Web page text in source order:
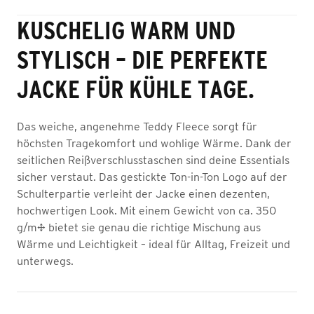
KUSCHELIG WARM UND
STYLISCH – DIE PERFEKTE
JACKE FÜR KÜHLE TAGE.
Das weiche, angenehme Teddy Fleece sorgt für
höchsten Tragekomfort und wohlige Wärme. Dank der
seitlichen Reißverschlusstaschen sind deine Essentials
sicher verstaut. Das gestickte Ton-in-Ton Logo auf der
Schulterpartie verleiht der Jacke einen dezenten,
hochwertigen Look. Mit einem Gewicht von ca. 350
g/m² bietet sie genau die richtige Mischung aus
Wärme und Leichtigkeit – ideal für Alltag, Freizeit und
unterwegs.